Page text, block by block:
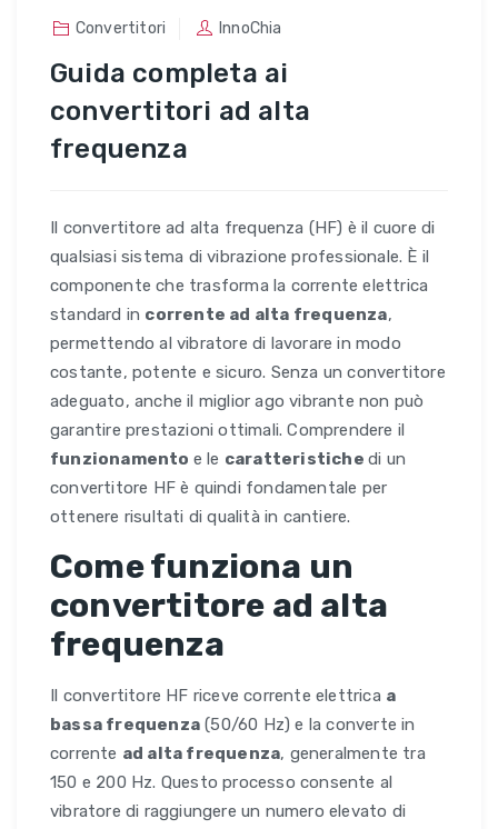
Convertitori InnoChia
Guida completa ai
convertitori ad alta
frequenza
Il convertitore ad alta frequenza (HF) è il cuore di
qualsiasi sistema di vibrazione professionale. È il
componente che trasforma la corrente elettrica
standard in corrente ad alta frequenza,
permettendo al vibratore di lavorare in modo
costante, potente e sicuro. Senza un convertitore
adeguato, anche il miglior ago vibrante non può
garantire prestazioni ottimali. Comprendere il
funzionamento e le caratteristichedi un
convertitore HF è quindi fondamentale per
ottenere risultati di qualità in cantiere.
Come funziona un
convertitore ad alta
frequenza
Il convertitore HF riceve corrente elettrica a
bassa frequenza (50/60 Hz) e la converte in
corrente ad alta frequenza, generalmente tra
150 e 200 Hz. Questo processo consente al
vibratore di raggiungere un numero elevato di